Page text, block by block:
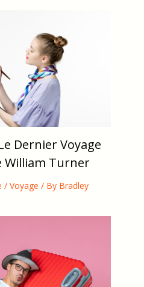
Dernier Voyage
William Turner
/ Voyage / By Bradley